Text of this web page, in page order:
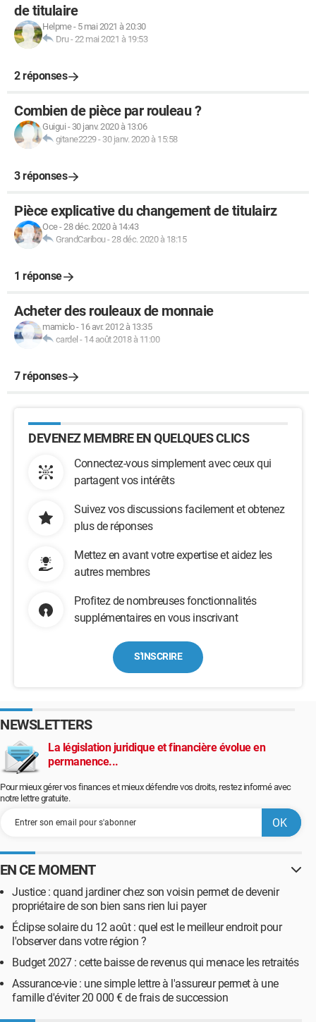
de titulaire
Helpme- 5 mai 2021 à 20:30
Dru-22 mai 2021 à 19:53
2 réponses
Combien de pièce par rouleau ?
Guigui - 30 janv. 2020 à 13:06
gitane2229- 30 janv. 2020 à 15:58
3 réponses
Pièce explicative du changement de titulairz
Oce-28 déc. 2020 à 14:43
GrandCaribou-28 déc. 2020 à 18:15
1 réponse
Acheter des rouleaux de monnaie
mamiclo- 16 avr. 2012 à 13:35
cardel - 14 août 2018 à 11:00
7 réponses
DEVENEZ MEMBRE EN QUELQUES CLICS
Connectez-vous simplement avec ceux qui
partagent vos intérêts
Suivez vos discussions facilement et obtenez
plus de réponses
Mettez en avant votre expertise et aidez les
autres membres
Profitez de nombreuses fonctionnalités
supplémentaires en vous inscrivant
S'INSCRIRE
NEWSLETTERS
La législation juridique et financière évolue en
permanence...
Pour mieux gérer vos finances et mieux défendre vos droits, restez informé avec
notre lettre gratuite.
EN CE MOMENT
Justice : quand jardiner chez son voisin permet de devenir
propriétaire de son bien sans rien lui payer
Éclipse solaire du 12 août : quel est le meilleur endroit pour
l'observer dans votre région ?
Budget 2027 : cette baisse de revenus qui menace les retraités
Assurance-vie : une simple lettre à l'assureur permet à une
famille d'éviter 20 000 € de frais de succession